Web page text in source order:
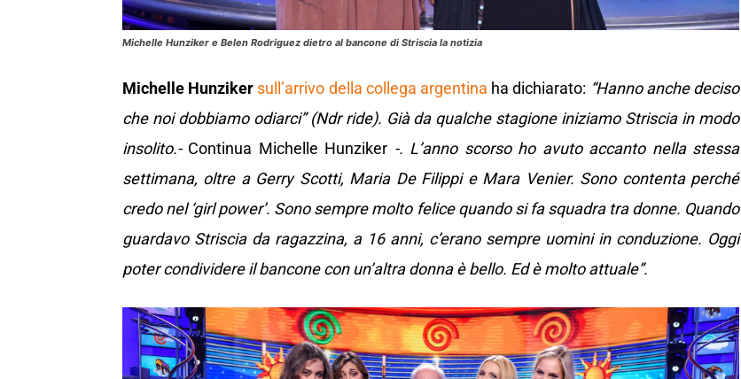
Michelle Hunziker e Belen Rodriguez dietro al bancone di Striscia la notizia
Michelle Hunziker sull’arrivo della collega argentina ha dichiarato: “Hanno anche deciso
che noi dobbiamo odiarci” (Ndr ride). Già da qualche stagione iniziamo Striscia in modo
insolito.-Continua Michelle Hunziker -. L’anno scorso ho avuto accanto nella stessa
settimana, oltre a Gerry Scotti, Maria De Filippi e Mara Venier. Sono contenta perché
credo nel ‘girl power’. Sono sempre molto felice quando si fa squadra tra donne. Quando
guardavo Striscia da ragazzina, a 16 anni, c’erano sempre uomini in conduzione. Oggi
poter condividere il bancone con un’altra donna è bello. Ed è molto attuale”.